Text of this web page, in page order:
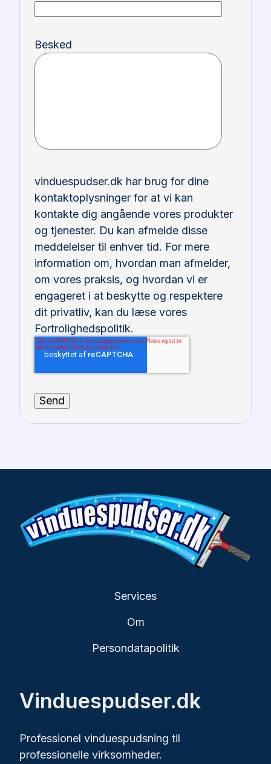
Besked
vinduespudser.dk har brug for dine
kontaktoplysninger for at vi kan
kontakte dig angående vores produkter
og tjenester. Du kan afmelde disse
meddelelser til enhver tid. For mere
information om, hvordan man afmelder,
om vores praksis, og hvordan vi er
engageret i at beskytte og respektere
dit privatliv, kan du læse vores
Fortrolighedspolitik.
Services
Om
Persondatapolitik
Vinduespudser.dk
Professionel vinduespudsning til
professionelle virksomheder.